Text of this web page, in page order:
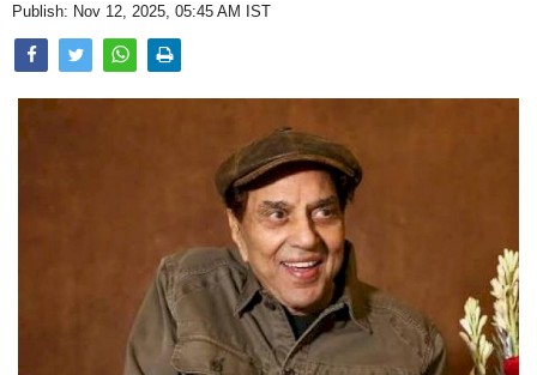
Photo Gallery
Publish: Nov 12, 2025, 05:45 AM IST